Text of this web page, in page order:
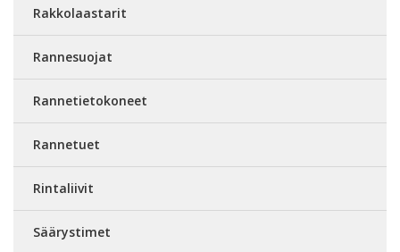
Rakkolaastarit
Rannesuojat
Rannetietokoneet
Rannetuet
Rintaliivit
Säärystimet